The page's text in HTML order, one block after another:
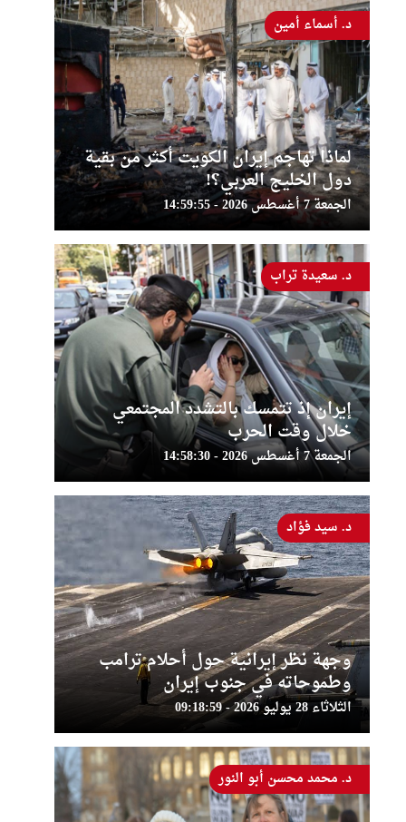
لماذا تهاجم إيران الكويت أكثر من بقية
دول الخليج العربي؟!
الجمعة 7 أغسطس 2026 - 14:59:55
د. أسماء أمين
إيران إذ تتمسك بالتشدد المجتمعي
خلال وقت الحرب
الجمعة 7 أغسطس 2026 - 14:58:30
د. سعيدة تراب
وجهة نظر إيرانية حول أحلام ترامب
وطموحاته في جنوب إيران
الثلاثاء 28 يوليو 2026 - 09:18:59
د. سيد فؤاد
د. محمد محسن أبو النور